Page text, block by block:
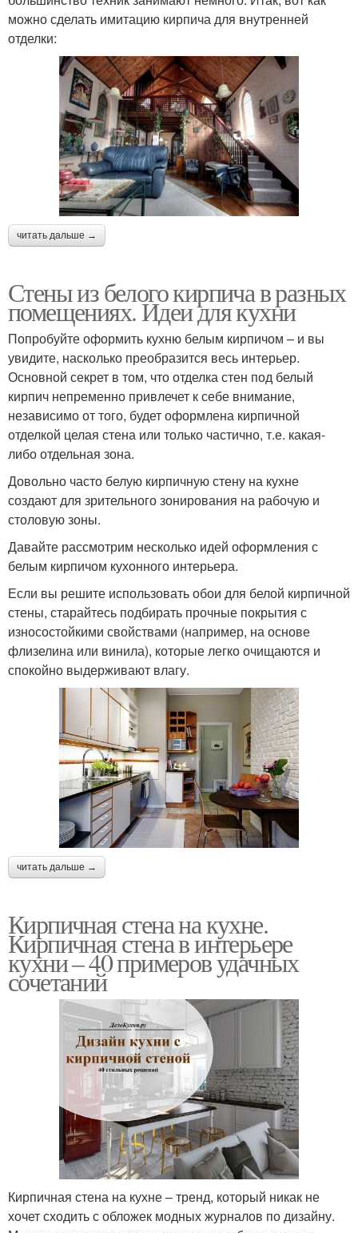
можно сделать имитацию кирпича для внутренней
отделки:
читать дальше →
Стены из белого кирпича в разных
помещениях. Идеи для кухни
Попробуйте оформить кухню белым кирпичом – и вы
увидите, насколько преобразится весь интерьер.
Основной секрет в том, что отделка стен под белый
кирпич непременно привлечет к себе внимание,
независимо от того, будет оформлена кирпичной
отделкой целая стена или только частично, т.е. какая-
либо отдельная зона.
Довольно часто белую кирпичную стену на кухне
создают для зрительного зонирования на рабочую и
столовую зоны.
Давайте рассмотрим несколько идей оформления с
белым кирпичом кухонного интерьера.
Если вы решите использовать обои для белой кирпичной
стены, старайтесь подбирать прочные покрытия с
износостойкими свойствами (например, на основе
флизелина или винила), которые легко очищаются и
спокойно выдерживают влагу.
читать дальше →
Кирпичная стена на кухне.
Кирпичная стена в интерьере
кухни – 40 примеров удачных
сочетаний
Кирпичная стена на кухне – тренд, который никак не
хочет сходить с обложек модных журналов по дизайну.